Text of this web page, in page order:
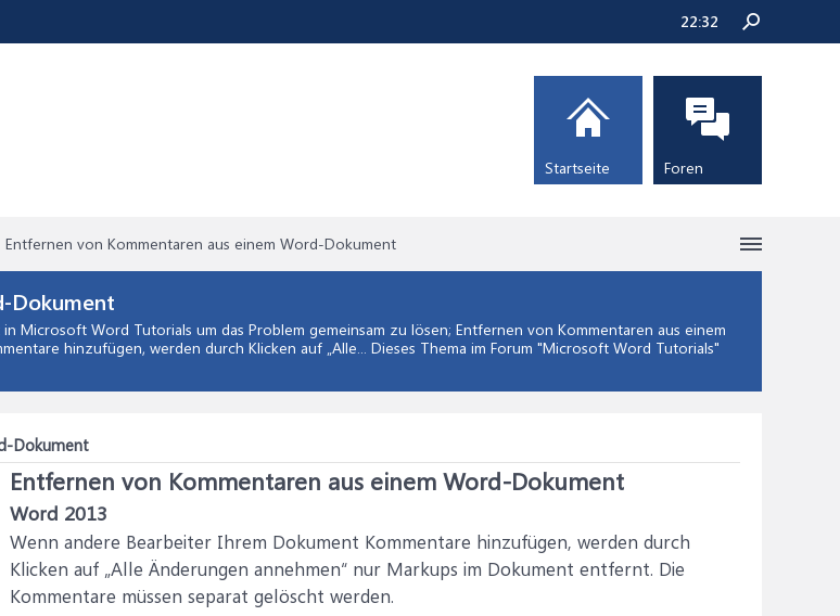
Entfernen von Kommentaren aus einem Word-Dokument
Dokument
in Microsoft Word Tutorials um das Problem gemeinsam zu lösen; Entfernen von Kommentaren aus einem
hinzufügen, werden durch Klicken auf „Alle... Dieses Thema im Forum "Microsoft Word Tutorials"
Dokument
Entfernen von Kommentaren aus einem Word-Dokument
Word 2013
Wenn andere Bearbeiter Ihrem Dokument Kommentare hinzufügen, werden durch
Klicken auf „Alle Änderungen annehmen“ nur Markups im Dokument entfernt. Die
Kommentare müssen separat gelöscht werden.
22:32
Startseite Foren